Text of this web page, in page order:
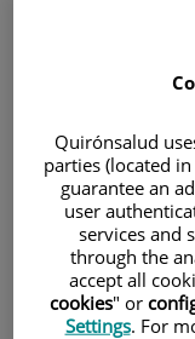
Al llarg del 2025, el
superat les345.000
informatiu i
interessats a cuidar
Dolors freqüents,
hormonals,
Quirónsalud
parties (located
guarantee an
user
services and
through the
accept all
cookies" or
Settings. For